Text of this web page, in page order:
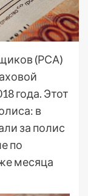
(РСА)
года. Этот
в
за полис
по
месяца